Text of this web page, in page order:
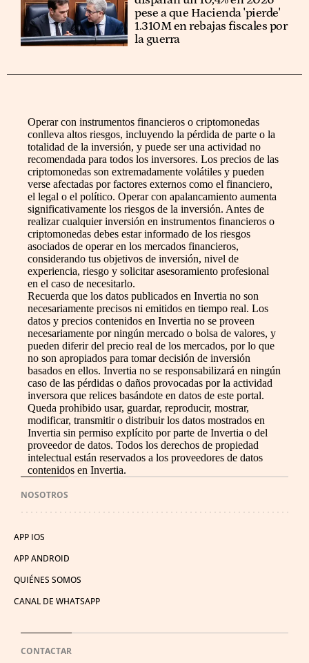
pese a que Hacienda 'pierde'
1.310M en rebajas fiscales por
la guerra
Operar con instrumentos financieros o criptomonedas
conlleva altos riesgos, incluyendo la pérdida de parte o la
totalidad de la inversión, y puede ser una actividad no
recomendada para todos los inversores. Los precios de las
criptomonedas son extremadamente volátiles y pueden
verse afectadas por factores externos como el financiero,
el legal o el político. Operar con apalancamiento aumenta
significativamente los riesgos de la inversión. Antes de
realizar cualquier inversión en instrumentos financieros o
criptomonedas debes estar informado de los riesgos
asociados de operar en los mercados financieros,
considerando tus objetivos de inversión, nivel de
experiencia, riesgo y solicitar asesoramiento profesional
en el caso de necesitarlo.
Recuerda que los datos publicados en Invertia no son
necesariamente precisos ni emitidos en tiempo real. Los
datos y precios contenidos en Invertia no se proveen
necesariamente por ningún mercado o bolsa de valores, y
pueden diferir del precio real de los mercados, por lo que
no son apropiados para tomar decisión de inversión
basados en ellos. Invertia no se responsabilizará en ningún
caso de las pérdidas o daños provocadas por la actividad
inversora que relices basándote en datos de este portal.
Queda prohibido usar, guardar, reproducir, mostrar,
modificar, transmitir o distribuir los datos mostrados en
Invertia sin permiso explícito por parte de Invertia o del
proveedor de datos. Todos los derechos de propiedad
intelectual están reservados a los proveedores de datos
contenidos en Invertia.
NOSOTROS
APP IOS
APP ANDROID
QUIÉNES SOMOS
CANAL DE WHATSAPP
CONTACTAR